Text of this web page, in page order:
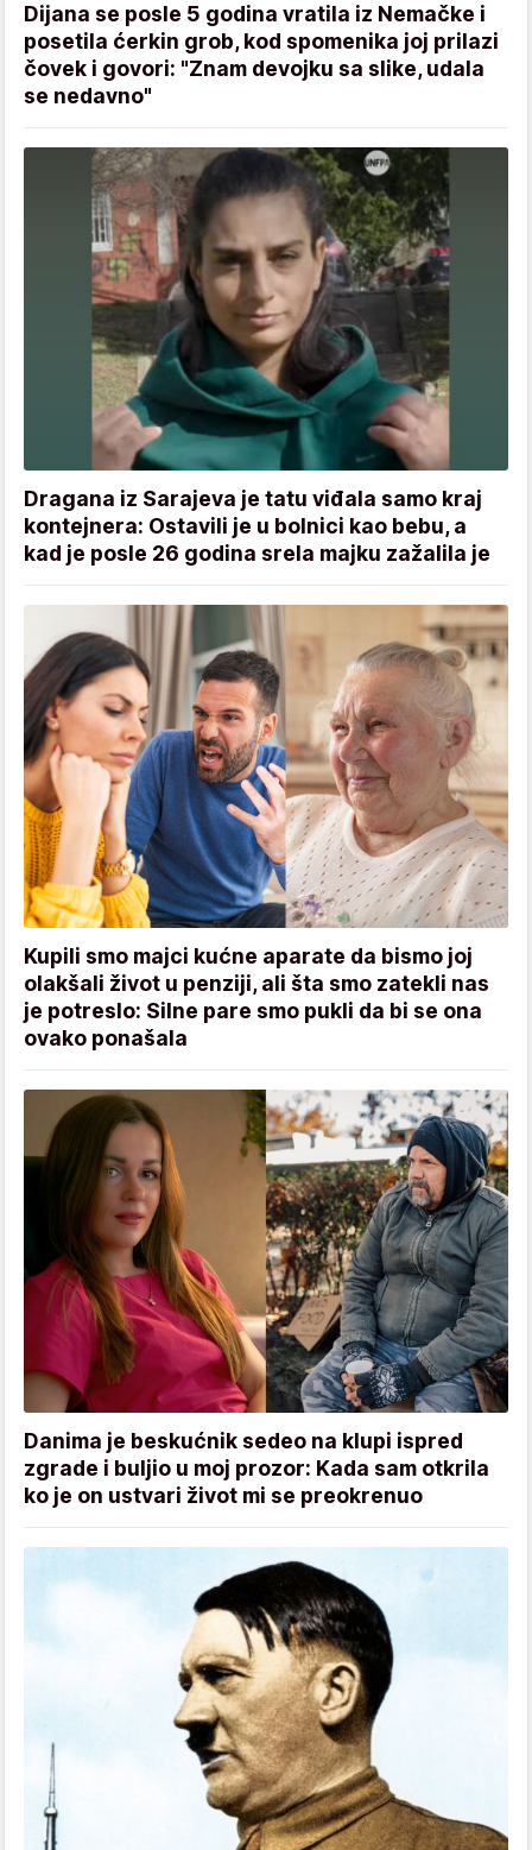
Dijana se posle 5 godina vratila iz Nemačke i
posetila ćerkin grob, kod spomenika joj prilazi
čovek i govori: "Znam devojku sa slike, udala
se nedavno"
Dragana iz Sarajeva je tatu viđala samo kraj
kontejnera: Ostavili je u bolnici kao bebu, a
kad je posle 26 godina srela majku zažalila je
Kupili smo majci kućne aparate da bismo joj
olakšali život u penziji, ali šta smo zatekli nas
je potreslo: Silne pare smo pukli da bi se ona
ovako ponašala
Danima je beskućnik sedeo na klupi ispred
zgrade i buljio u moj prozor: Kada sam otkrila
ko je on ustvari život mi se preokrenuo